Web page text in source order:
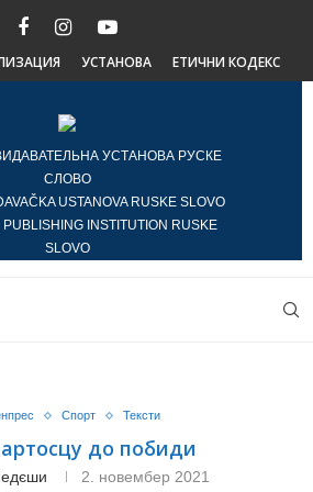
УСТАНОВА ЕТИЧНИ КОДЕКС
УСТАНОВА РУСКЕ
СЛОВО
USTANOVA RUSKE SLOVO
PUBLISHING INSTITUTION RUSKE
SLOVO
Спорт Тексти
до побиди
2. новембер 2021